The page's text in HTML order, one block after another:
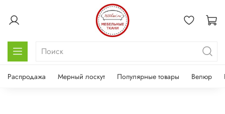
Распродажа Мерный лоскут Популярные товары Велюр